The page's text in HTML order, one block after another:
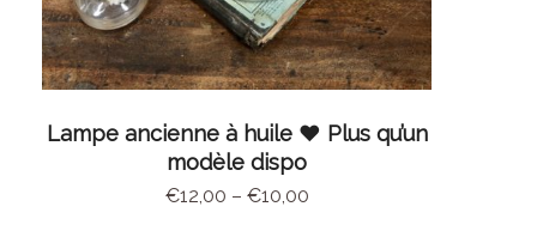
CHOIX DES OPTIONS
Lampe ancienne à huile ♥ Plus qu’un
modèle dispo
€10,00
–
€12,00